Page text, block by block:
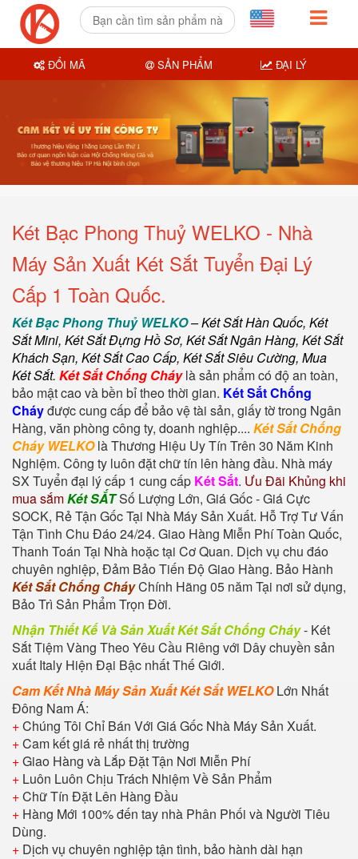
Két Bạc Phong Thuỷ WELKO - Nhà
Máy Sản Xuất Két Sắt Tuyển Đại Lý
Cấp 1 Toàn Quốc.
Két Bạc Phong Thuỷ WELKO–Két Sắt Hàn Quốc, Két
Sắt Mini, Két Sắt Đựng Hồ Sơ, Két Sắt Ngân Hàng, Két Sắt
Khách Sạn, Két Sắt Cao Cấp, Két Sắt Siêu Cường, Mua
Két Sắt. Két Sắt Chống Cháylà sản phẩm có độ an toàn,
bảo mật cao và bền bỉ theo thời gian. Két Sắt Chống
Cháyđược cung cấp để bảo vệ tài sản, giấy tờ trong Ngân
Hàng, văn phòng công ty, doanh nghiệp.... Két Sắt Chống
Cháy WELKOlà Thương Hiệu Uy Tín Trên 30 Năm Kinh
Nghiệm. Công ty luôn đặt chữ tín lên hàng đầu. Nhà máy
SX Tuyển đại lý cấp 1 cung cấp Két Sắt. Ưu Đãi Khủng khi
mua sắmKét SẮTSố Lượng Lớn, Giá Gốc - Giá Cực
SOCK, Rẻ Tận Gốc Tại Nhà Máy Sản Xuất. Hỗ Trợ Tư Vấn
Tận Tình Chu Đáo 24/24. Giao Hàng Miễn Phí Toàn Quốc,
Thanh Toán Tại Nhà hoặc tại Cơ Quan. Dịch vụ chu đáo
chuyên nghiệp, Đảm Bảo Tiến Độ Giao Hàng. Bảo Hành
Két Sắt Chống CháyChính Hãng 05 năm Tại nơi sử dụng,
Bảo Trì Sản Phẩm Trọn Đời.
Nhận Thiết Kế Và Sản Xuất Két Sắt Chống Cháy- Két
Sắt Tiệm Vàng Theo Yêu Cầu Riêng với Dây chuyền sản
xuất Italy Hiện Đại Bậc nhất Thế Giới.
Cam Kết Nhà Máy Sản Xuất Két Sắt WELKOLớn Nhất
Đông Nam Á:
+Chúng Tôi Chỉ Bán Với Giá Gốc Nhà Máy Sản Xuất.
+Cam kết giá rẻ nhất thị trường
+Giao Hàng và Lắp Đặt Tận Nơi Miễn Phí
+ Luôn Luôn Chịu Trách Nhiệm Về Sản Phẩm
+Chữ Tín Đặt Lên Hàng Đầu
+ Hàng Mới 100% đến tay nhà Phân Phối và Người Tiêu
Dùng.
+ Dịch vụ chuyên nghiệp tận tình, bảo hành dài hạn
ĐỔI MÃ SẢN PHẨM ĐẠI LÝ